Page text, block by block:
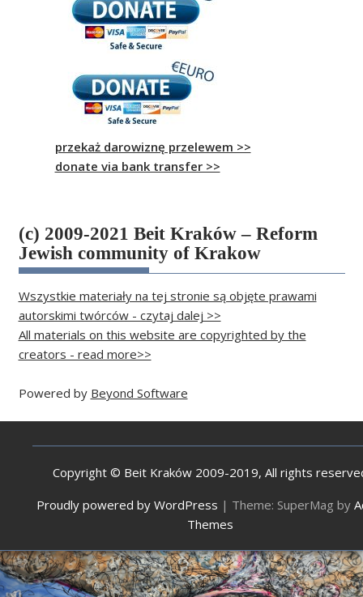
przekaż darowiznę przelewem >>
donate via bank transfer >>
(c) 2009-2021 Beit Kraków – Reform
Jewish community of Krakow
Wszystkie materiały na tej stronie są objęte prawami
autorskimi twórców - czytaj dalej >>
All materials on this website are copyrighted by the
creators - read more>>
Powered by Beyond Software
Copyright © Beit Kraków 2009-2019, All rights
Proudly powered by WordPress | Theme: SuperMag by
Themes